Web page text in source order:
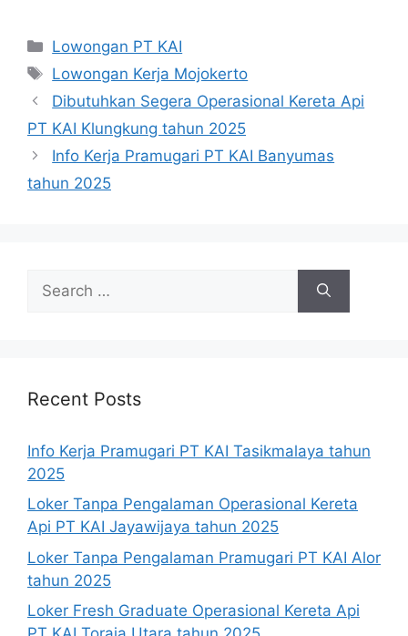
Categories
Lowongan PT KAI
Tags
Lowongan Kerja Mojokerto
Dibutuhkan Segera Operasional Kereta Api
PT KAI Klungkung tahun 2025
Info Kerja Pramugari PT KAI Banyumas
tahun 2025
for:
Recent Posts
Info Kerja Pramugari PT KAI Tasikmalaya tahun
2025
Loker Tanpa Pengalaman Operasional Kereta
Api PT KAI Jayawijaya tahun 2025
Loker Tanpa Pengalaman Pramugari PT KAI Alor
tahun 2025
Loker Fresh Graduate Operasional Kereta Api